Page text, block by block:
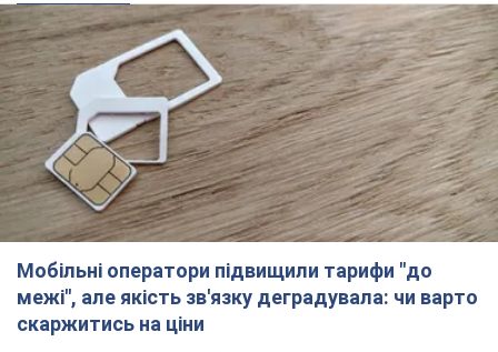
Мобільні оператори підвищили тарифи "до
межі", але якість зв'язку деградувала: чи варто
скаржитись на ціни